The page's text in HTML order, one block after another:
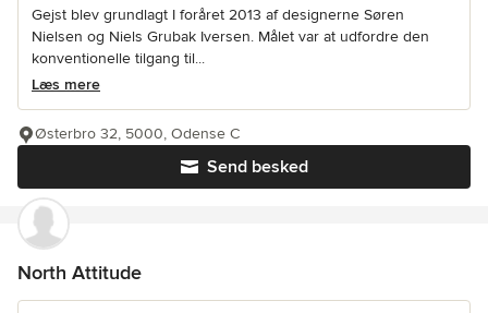
Gejst blev grundlagt I foråret 2013 af designerne Søren
Nielsen og Niels Grubak Iversen. Målet var at udfordre den
konventionelle tilgang til...
Læs mere
Send besked
Østerbro 32, 5000, Odense C
North Attitude